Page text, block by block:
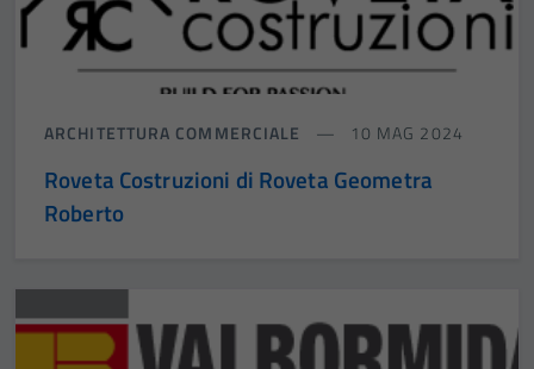
ARCHITETTURA COMMERCIALE 10 MAG 2024
Roveta Costruzioni di Roveta Geometra
Roberto